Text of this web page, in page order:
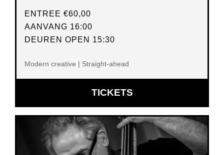
ENTREE €60,00
AANVANG 16:00
DEUREN OPEN 15:30
Modern creative | Straight-ahead
TICKETSOPENT
IN
NIEUW
VENSTER